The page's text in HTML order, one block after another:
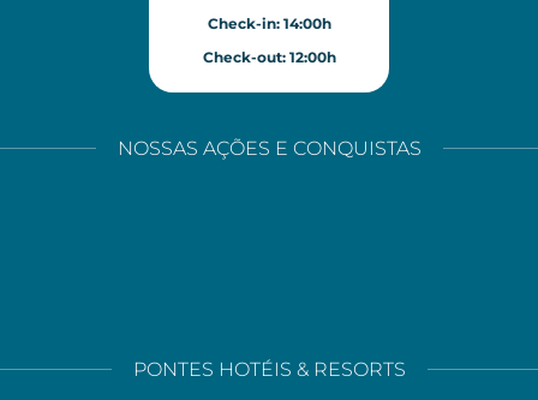
Check-in: 14:00h
Check-out: 12:00h
NOSSAS AÇÕES E CONQUISTAS
PONTES HOTÉIS & RESORTS